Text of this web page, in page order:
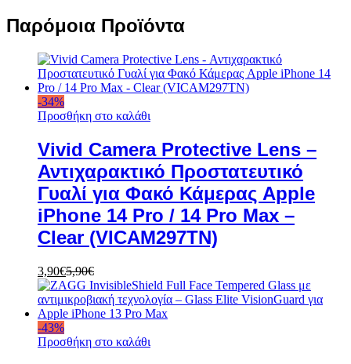
Παρόμοια Προϊόντα
-34%
Προσθήκη στο καλάθι
Vivid Camera Protective Lens –
Αντιχαρακτικό Προστατευτικό
Γυαλί για Φακό Κάμερας Apple
iPhone 14 Pro / 14 Pro Max –
Clear (VICAM297TN)
3,90€5,90€
-43%
Προσθήκη στο καλάθι